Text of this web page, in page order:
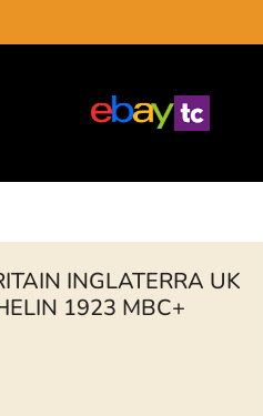
INGLATERRA UK
1923 MBC+